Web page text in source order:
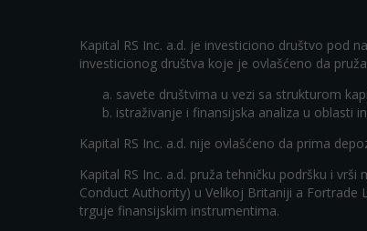
Kapital RS Inc. a.d. je investiciono društvo pod
investicionog društva koje je ovlašćeno da
savete društvima u vezi sa strukturom
istraživanje i finansijska analiza u oblasti
Kapital RS Inc. a.d. nije ovlašćeno da prima
Kapital RS Inc. a.d. pruža tehničku podršku i
Conduct Authority) u Velikoj Britaniji a
trguje finansijskim instrumentima.